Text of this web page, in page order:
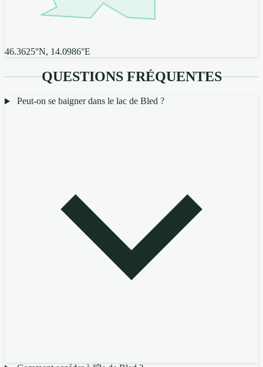
46.3625°N, 14.0986°E
QUESTIONS FRÉQUENTES
Peut-on se baigner dans le lac de Bled ?